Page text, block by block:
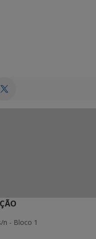
n - Bloco 1